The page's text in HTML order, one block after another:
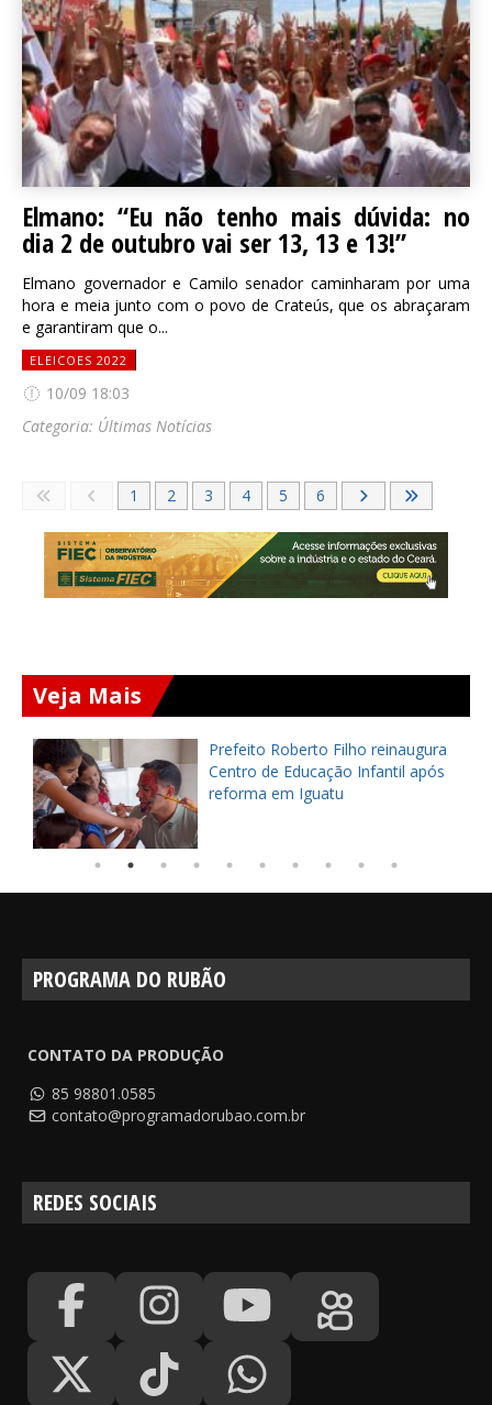
Elmano: “Eu não tenho mais dúvida: no
dia 2 de outubro vai ser 13, 13 e 13!”
Elmano governador e Camilo senador caminharam por uma
hora e meia junto com o povo de Crateús, que os abraçaram
e garantiram que o...
ELEICOES 2022
10/09 18:03
Categoria: Últimas Notícias
1 2 3 4 5 6
Veja Mais
Prefeito Roberto Filho reinaugura
Centro de Educação Infantil após
reforma em Iguatu
PROGRAMA DO RUBÃO
CONTATO DA PRODUÇÃO
85 98801.0585
contato@programadorubao.com.br
REDES SOCIAIS